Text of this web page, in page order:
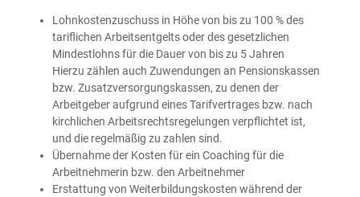
Lohnkostenzuschuss in Höhe von bis zu 100 % des
tariflichen Arbeitsentgelts oder des gesetzlichen
Mindestlohns für die Dauer von bis zu 5 Jahren
Hierzu zählen auch Zuwendungen an Pensionskassen
bzw. Zusatzversorgungskassen, zu denen der
Arbeitgeber aufgrund eines Tarifvertrages bzw. nach
kirchlichen Arbeitsrechtsregelungen verpflichtet ist,
und die regelmäßig zu zahlen sind.
Übernahme der Kosten für ein Coaching für die
Arbeitnehmerin bzw. den Arbeitnehmer
Erstattung von Weiterbildungskosten während der